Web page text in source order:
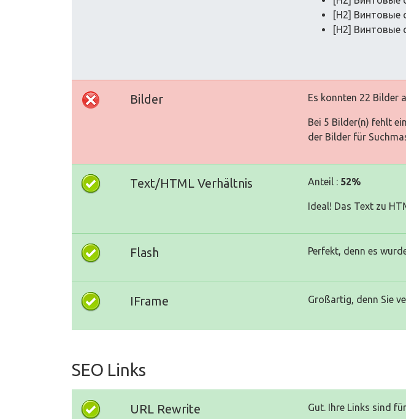
[H2] Винтовые
[H2] Винтовые
Bilder Es konnten 22 Bilder
Bei 5 Bilder(n) fehlt
der Bilder für
Text/HTML Verhältnis Anteil : 52%
Ideal! Das Text zu
Flash Perfekt, denn es
IFrame Großartig, denn Sie
SEO Links
URL Rewrite Gut. Ihre Links sind